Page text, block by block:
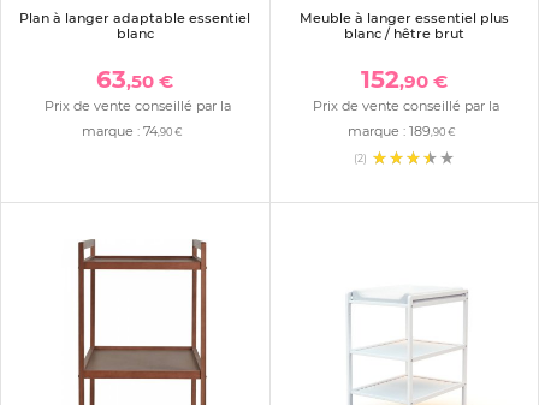
Plan à langer adaptable essentiel
blanc
63,50 €
Prix de vente conseillé par la
marque :74 ,90 €
Meuble à langer essentiel plus
blanc / hêtre brut
152,90 €
Prix de vente conseillé par la
marque : 189 ,90 €
(2)